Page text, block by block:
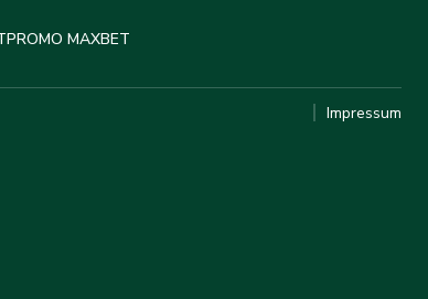
PROMO MAXBET
Impressum